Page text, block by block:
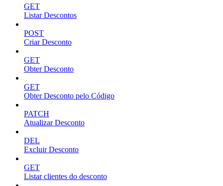
GET
Listar Descontos
POST
Criar Desconto
GET
Obter Desconto
GET
Obter Desconto pelo Código
PATCH
Atualizar Desconto
DEL
Excluir Desconto
GET
Listar clientes do desconto